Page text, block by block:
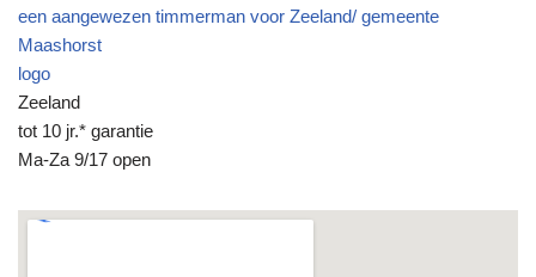
een aangewezen timmerman voor Zeeland/ gemeente
Maashorst
logo
Zeeland
tot 10 jr.* garantie
Ma-Za 9/17 open